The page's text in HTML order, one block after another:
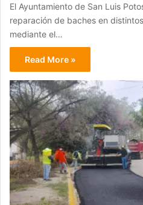
El Ayuntamiento de San Luis
reparación de baches en
mediante el…
Read More »